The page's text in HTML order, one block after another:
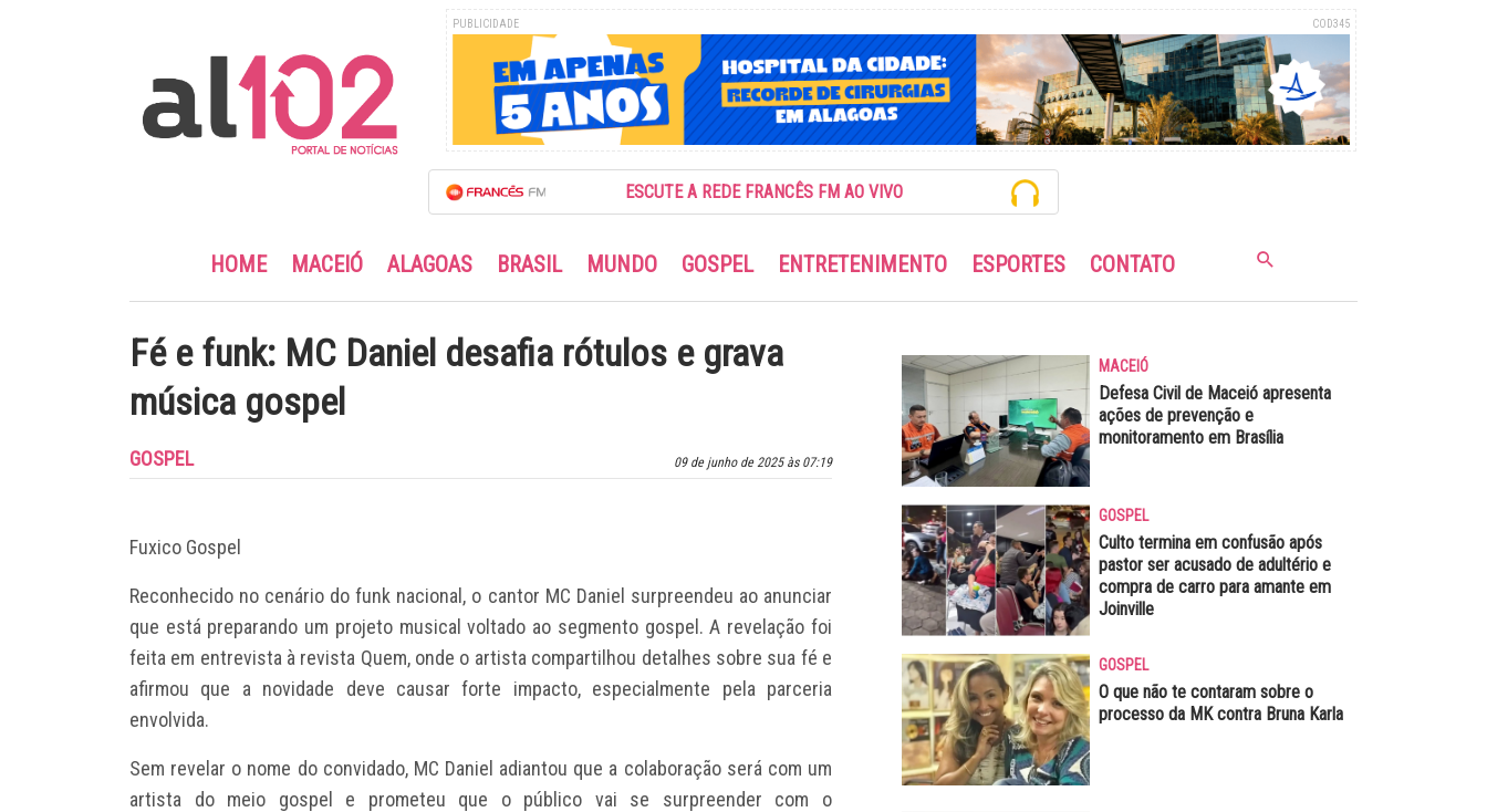
PUBLICIDADE COD345
ESCUTE A REDE FRANCÊS FM AO VIVO
HOME MACEIÓ ALAGOAS BRASIL MUNDO GOSPEL ENTRETENIMENTO ESPORTES CONTATO
Fé e funk: MC Daniel desafia rótulos e grava
música gospel
09 de junho de 2025 às 07:19
GOSPEL
Fuxico Gospel
Reconhecido no cenário do funk nacional, o cantor MC Daniel surpreendeu ao anunciar
que está preparando um projeto musical voltado ao segmento gospel. A revelação foi
feita em entrevista à revista Quem, onde o artista compartilhou detalhes sobre sua fé e
afirmou que a novidade deve causar forte impacto, especialmente pela parceria
envolvida.
Sem revelar o nome do convidado, MC Daniel adiantou que a colaboração será com um
artista do meio gospel e prometeu que o público vai se surpreender com o
MACEIÓ
Defesa Civil de Maceió apresenta
ações de prevenção e
monitoramento em Brasília
GOSPEL
Culto termina em confusão após
pastor ser acusado de adultério e
compra de carro para amante em
Joinville
GOSPEL
O que não te contaram sobre o
processo da MK contra Bruna Karla